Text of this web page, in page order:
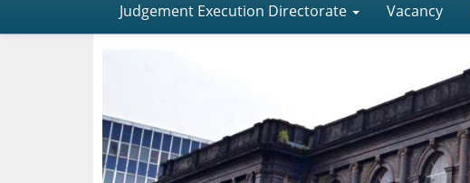
Judgement Execution Directorate Vacancy